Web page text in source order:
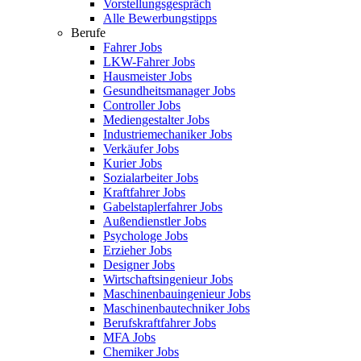
Vorstellungsgespräch
Alle Bewerbungstipps
Berufe
Fahrer Jobs
LKW-Fahrer Jobs
Hausmeister Jobs
Gesundheitsmanager Jobs
Controller Jobs
Mediengestalter Jobs
Industriemechaniker Jobs
Verkäufer Jobs
Kurier Jobs
Sozialarbeiter Jobs
Kraftfahrer Jobs
Gabelstaplerfahrer Jobs
Außendienstler Jobs
Psychologe Jobs
Erzieher Jobs
Designer Jobs
Wirtschaftsingenieur Jobs
Maschinenbauingenieur Jobs
Maschinenbautechniker Jobs
Berufskraftfahrer Jobs
MFA Jobs
Chemiker Jobs